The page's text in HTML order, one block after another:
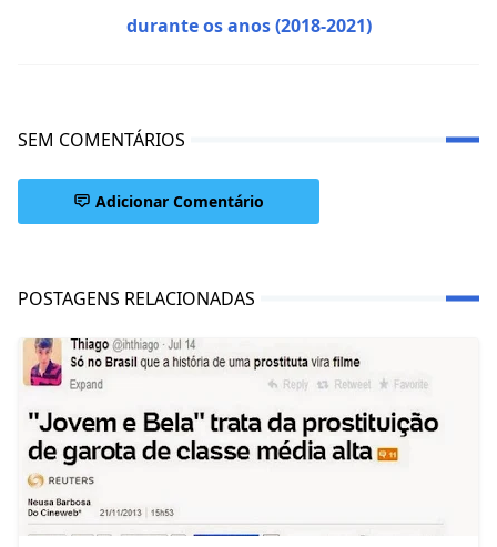
durante os anos (2018-2021)
SEM COMENTÁRIOS
Adicionar Comentário
POSTAGENS RELACIONADAS